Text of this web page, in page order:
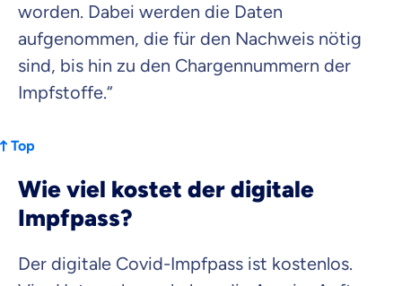
worden. Dabei werden die Daten
aufgenommen, die für den Nachweis nötig
sind, bis hin zu den Chargennummern der
Impfstoffe.“
Top
Wie viel kostet der digitale
Impfpass?
Der digitale Covid-Impfpass ist kostenlos.